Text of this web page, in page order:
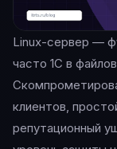
Linux-сервер —
часто 1С в
клиентов,
репутационный